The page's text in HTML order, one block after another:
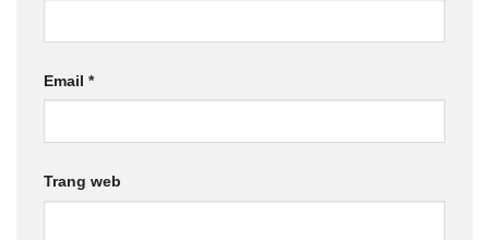
Email *
Trang web